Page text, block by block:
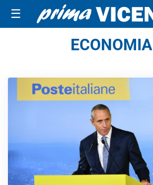
☰
ECONOMIA